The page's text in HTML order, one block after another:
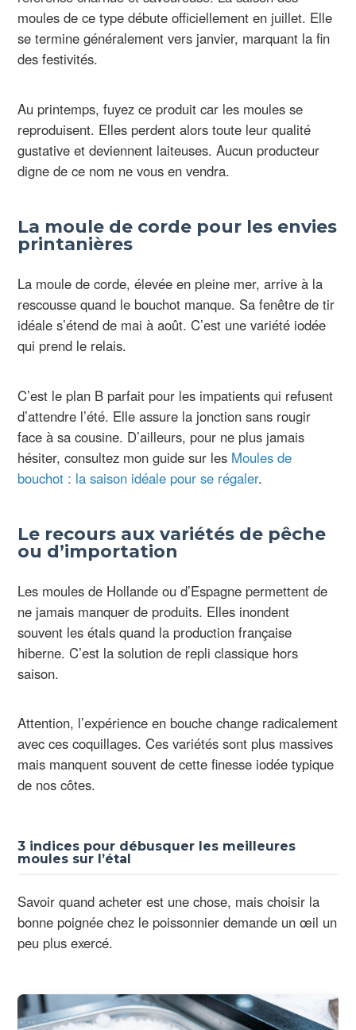
moules de ce type débute officiellement en juillet. Elle
se termine généralement vers janvier, marquant la fin
des festivités.
Au printemps, fuyez ce produit car les moules se
reproduisent. Elles perdent alors toute leur qualité
gustative et deviennent laiteuses. Aucun producteur
digne de ce nom ne vous en vendra.
La moule de corde pour les envies
printanières
La moule de corde, élevée en pleine mer, arrive à la
rescousse quand le bouchot manque. Sa fenêtre de tir
idéale s’étend de mai à août. C’est une variété iodée
qui prend le relais.
C’est le plan B parfait pour les impatients qui refusent
d’attendre l’été. Elle assure la jonction sans rougir
face à sa cousine. D’ailleurs, pour ne plus jamais
hésiter, consultez mon guide sur les Moules de
bouchot : la saison idéale pour se régaler.
Le recours aux variétés de pêche
ou d’importation
Les moules de Hollande ou d’Espagne permettent de
ne jamais manquer de produits. Elles inondent
souvent les étals quand la production française
hiberne. C’est la solution de repli classique hors
saison.
Attention, l’expérience en bouche change radicalement
avec ces coquillages. Ces variétés sont plus massives
mais manquent souvent de cette finesse iodée typique
de nos côtes.
3 indices pour débusquer les meilleures
moules sur l’étal
Savoir quand acheter est une chose, mais choisir la
bonne poignée chez le poissonnier demande un œil un
peu plus exercé.